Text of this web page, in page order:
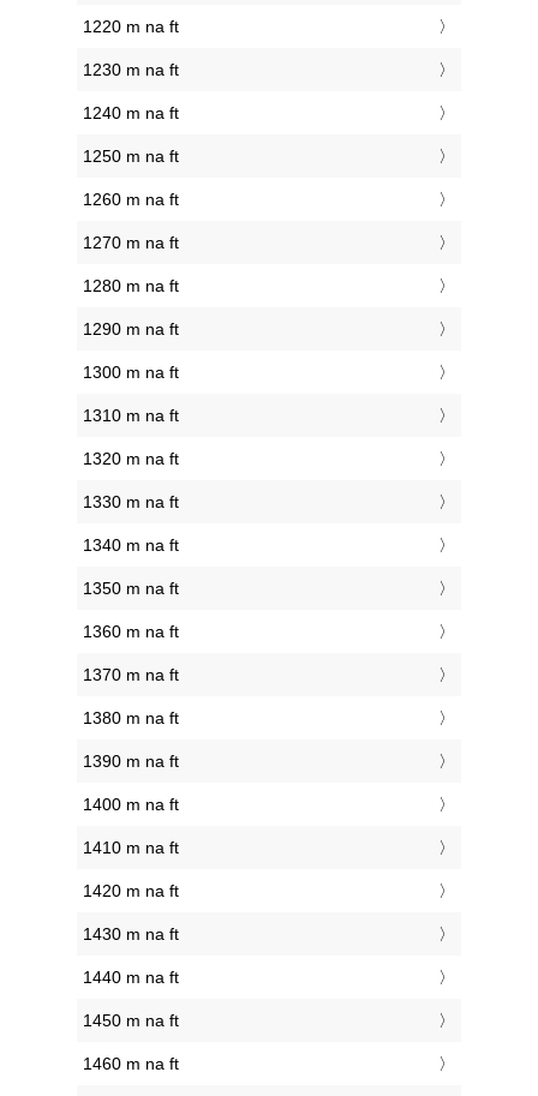
1220 m na ft
1230 m na ft
1240 m na ft
1250 m na ft
1260 m na ft
1270 m na ft
1280 m na ft
1290 m na ft
1300 m na ft
1310 m na ft
1320 m na ft
1330 m na ft
1340 m na ft
1350 m na ft
1360 m na ft
1370 m na ft
1380 m na ft
1390 m na ft
1400 m na ft
1410 m na ft
1420 m na ft
1430 m na ft
1440 m na ft
1450 m na ft
1460 m na ft